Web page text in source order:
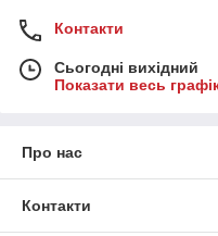
Контакти
Сьогодні вихідний
Показати весь
Про нас
Контакти